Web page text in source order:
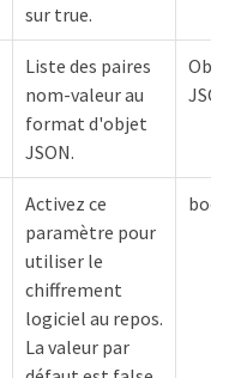
sur true.
Liste des paires
nom-valeur au
format d'objet
JSON.
Activez ce
paramètre pour
utiliser le
chiffrement
logiciel au repos.
La valeur par